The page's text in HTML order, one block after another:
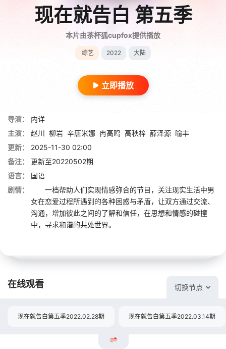
现在就告白 第五季
本片由茶杯狐cupfox提供播放
综艺 2022 大陆
立即播放
导演：
内详
主演：
赵川 柳岩 辛唐米娜 冉高鸣 高秋梓 薛泽源 喻丰
更新：
2025-11-30 02:00
备注：
更新至20220502期
语言：
国语
剧情：
一档帮助人们实现情感弥合的节目，关注现实生活中男
女在恋爱过程所遇到的各种困惑与矛盾，让双方通过交流、
沟通，增加彼此之间的了解和信任，在思想和情感的碰撞
中，寻求和谐的共处世界。
在线观看 切换节点
现在就告白第五季2022.02.28期 现在就告白第五季2022.03.14期